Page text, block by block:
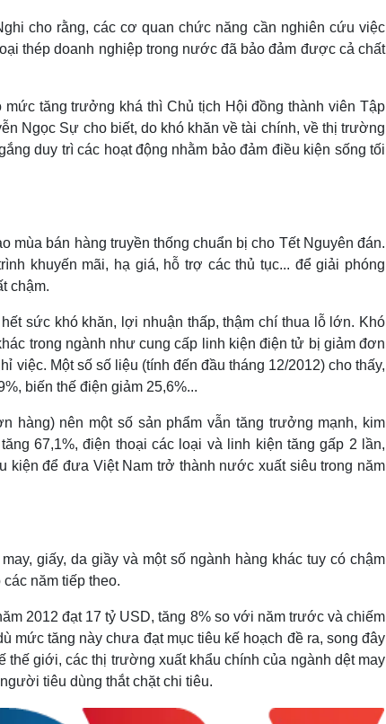
cho rằng, các cơ quan chức năng cần nghiên cứu việc
thép doanh nghiệp trong nước đã bảo đảm được cả chất
tăng trưởng khá thì Chủ tịch Hội đồng thành viên Tập
Ngọc Sự cho biết, do khó khăn về tài chính, về thị trường
duy trì các hoạt động nhằm bảo đảm điều kiện sống tối
bán hàng truyền thống chuẩn bị cho Tết Nguyên đán.
khuyến mãi, hạ giá, hỗ trợ các thủ tục... để giải phóng
chậm.
sức khó khăn, lợi nhuận thấp, thậm chí thua lỗ lớn. Khó
trong ngành như cung cấp linh kiện điện tử bị giảm đơn
việc. Một số số liệu (tính đến đầu tháng 12/2012) cho thấy,
biến thế điện giảm 25,6%...
hàng) nên một số sản phẩm vẫn tăng trưởng mạnh, kim
67,1%, điện thoại các loại và linh kiện tăng gấp 2 lần,
để đưa Việt Nam trở thành nước xuất siêu trong năm
giấy, da giầy và một số ngành hàng khác tuy có chậm
năm tiếp theo.
2012 đạt 17 tỷ USD, tăng 8% so với năm trước và chiếm
mức tăng này chưa đạt mục tiêu kế hoạch đề ra, song đây
thế giới, các thị trường xuất khẩu chính của ngành dệt may
tiêu dùng thắt chặt chi tiêu.